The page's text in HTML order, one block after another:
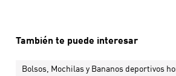
También te puede interesar
Bolsos, Mochilas y Bananos deportivos